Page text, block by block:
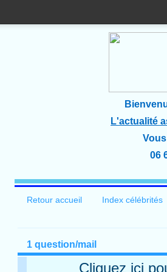
L'actualité
06
Retour accueil Index célébrités
1 question/mail
Cliquez ici